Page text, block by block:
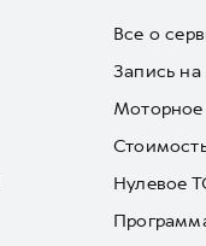
Все о
Запись на
Нулевое